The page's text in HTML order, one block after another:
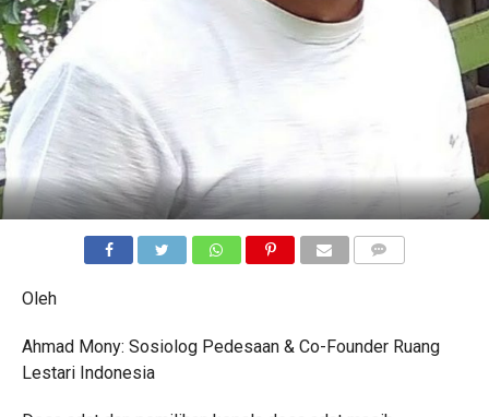
Oleh
Ahmad Mony: Sosiolog Pedesaan & Co-Founder Ruang
Lestari Indonesia